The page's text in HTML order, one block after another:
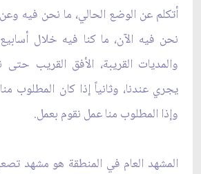
أتكلم عن الوضع الحالي، ما نحن فيه وعن
نحن فيه الآن، ما كنا فيه خلال
والمديات القريبة، الأفق القريب حتى
يجري عندنا، وثانياً إذا كان المطلوب
وإذا المطلوب منا عمل نقوم بعمل.
المشهد العام في المنطقة هو مشهد